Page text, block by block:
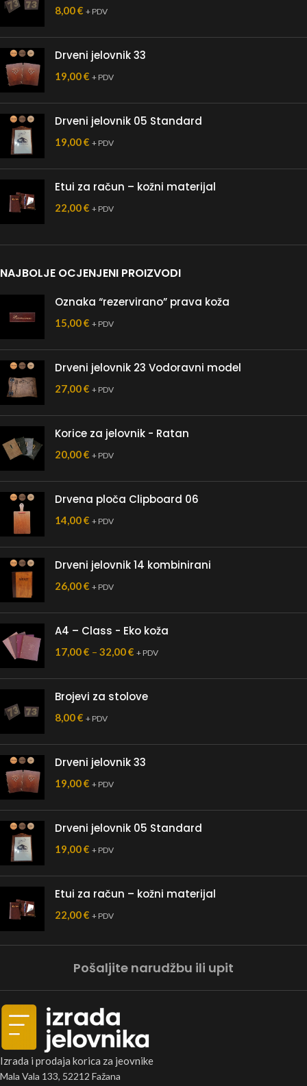
8,00€ + PDV
Drveni jelovnik 33
19,00€ + PDV
Drveni jelovnik 05 Standard
19,00€ + PDV
Etui za račun – kožni materijal
22,00€ + PDV
NAJBOLJE OCJENJENI PROIZVODI
Oznaka “rezervirano” prava koža
15,00€ + PDV
Drveni jelovnik 23 Vodoravni model
27,00€ + PDV
Korice za jelovnik - Ratan
20,00€ + PDV
Drvena ploča Clipboard 06
14,00€ + PDV
Drveni jelovnik 14 kombinirani
26,00€ + PDV
A4 – Class - Eko koža
17,00€ – 32,00€ + PDV
Brojevi za stolove
8,00€ + PDV
Drveni jelovnik 33
19,00€ + PDV
Drveni jelovnik 05 Standard
19,00€ + PDV
Etui za račun – kožni materijal
22,00€ + PDV
Pošaljite narudžbu ili upit
Izrada i prodaja korica za jeovnike
Mala Vala 133, 52212 Fažana